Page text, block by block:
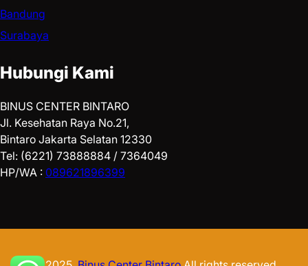
Bandung
Surabaya
Hubungi Kami
BINUS CENTER BINTARO
Jl. Kesehatan Raya No.21,
Bintaro Jakarta Selatan 12330
Tel: (6221) 73888884 / 7364049
HP/WA : 089621896399